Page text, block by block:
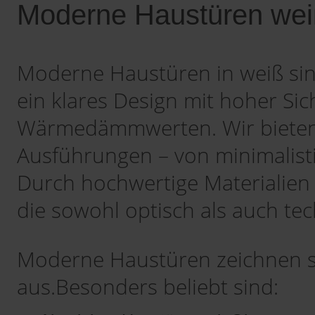
Moderne weiß
Moderne weiß
13
Moderne weiß
Moderne weiß
17
Moderne Haustüren
Moderne Haustüren in weiß
ein klares Design mit hoher
Wärmedämmwerten. Wir
Ausführungen – von
Durch hochwertige
die sowohl optisch als auch
Moderne Haustüren zeichnen
aus.Besonders beliebt sind: